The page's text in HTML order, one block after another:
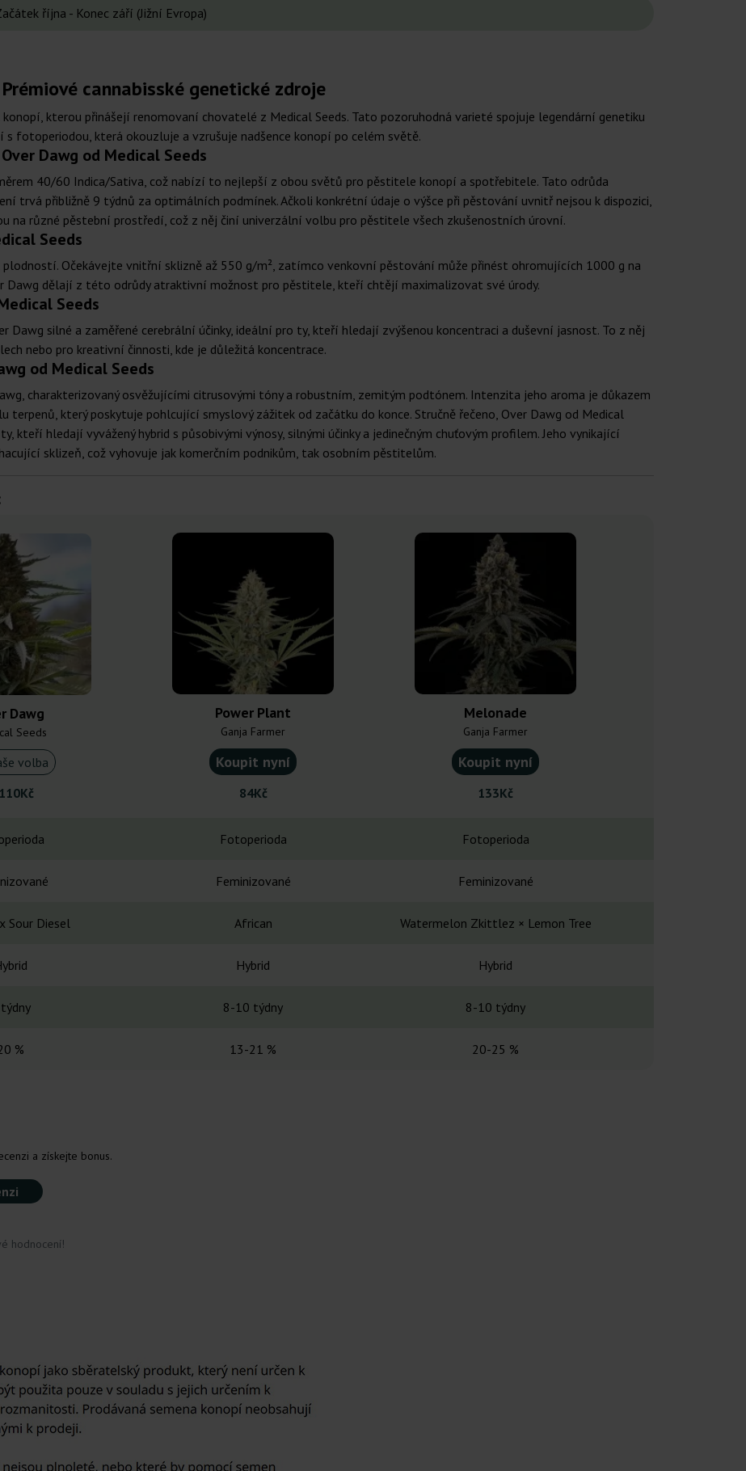
října - Konec září (Jižní Evropa)
cannabisské genetické zdroje
kterou přinášejí renomovaní chovatelé z Medical Seeds. Tato pozoruhodná varieté spojuje legendární genetiku
s fotoperiodou, která okouzluje a vzrušuje nadšence konopí po celém světě.
Dawg od Medical Seeds
40/60 Indica/Sativa, což nabízí to nejlepší z obou světů pro pěstitele konopí a spotřebitele. Tato odrůda
trvá přibližně 9 týdnů za optimálních podmínek. Ačkoli konkrétní údaje o výšce při pěstování uvnitř nejsou k dispozici,
na různé pěstební prostředí, což z něj činí univerzální volbu pro pěstitele všech zkušenostních úrovní.
Seeds
plodností. Očekávejte vnitřní sklizně až 550 g/m², zatímco venkovní pěstování může přinést ohromujících 1000 g na
Dawg dělají z této odrůdy atraktivní možnost pro pěstitele, kteří chtějí maximalizovat své úrody.
Seeds
Dawg silné a zaměřené cerebrální účinky, ideální pro ty, kteří hledají zvýšenou koncentraci a duševní jasnost. To z něj
nebo pro kreativní činnosti, kde je důležitá koncentrace.
od Medical Seeds
charakterizovaný osvěžujícími citrusovými tóny a robustním, zemitým podtónem. Intenzita jeho aroma je důkazem
který poskytuje pohlcující smyslový zážitek od začátku do konce. Stručně řečeno, Over Dawg od Medical
kteří hledají vyvážený hybrid s působivými výnosy, silnými účinky a jedinečným chuťovým profilem. Jeho vynikající
sklizeň, což vyhovuje jak komerčním podnikům, tak osobním pěstitelům.
Dawg
Seeds
volba
Power Plant
Ganja Farmer
Koupit nyní
84Kč
Melonade
Ganja Farmer
Koupit nyní
133Kč
Fotoperioda Fotoperioda
Feminizované Feminizované
Sour Diesel African Watermelon Zkittlez × Lemon Tree
Hybrid Hybrid
8-10 týdny 8-10 týdny
% 13-21 % 20-25 %
a získejte bonus.
hodnocení!